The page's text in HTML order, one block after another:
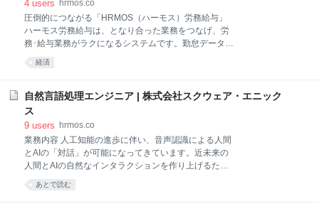
は、人
よって、精度の高い経営の意思決定に寄与していく」
を目指しています。 募集ポジションについて（体制・
募集背景）チームのビジョンログラスのSRE組織は、
く、高速なアプリケーション開発に寄与すること
す。 そのため、ログラスのSREエンジニアは、アプリ
ケーション運用や開発が直面している課題を自ら発見
し
4 users
hrmos.co
圧倒的につながる「HRMOS（ハーモス）労務給与」
ハーモス労務給与は、となり合った業務をつなげ、労
務･給与業務がラクになるシステムです。勤怠データか
らの給与自動計算、給与通知・年末調整書類のカンタ
ン作成など、労務給与業務がシステムで完結し、効率
済用語であり、産業のあり方の１つを指す言葉です。
知識集約型産業と同様に産業のあり方を指す言葉とし
て、労働集約型産業や資本集約型産業などがありま
高と人件費との関係、事業活動と労働力との関係など
多様化する経済の現状を理解することにつながりま
す。 本稿では、知識集約型産業の特徴やメリット、具
体的な産業例をあげて知識集約型産業をご紹介いたし
経済
自然言語処理エンジニア | 株式会社スクウェア・エニック
ス
9 users
hrmos.co
業務内容 人工知能の進歩に伴い、音声認識による人間
とAIの「対話」が可能になってきています。近未来の
人間とAIの自然なインタラクションを作り上げるため
に、以下の業務を担う自然言語処理エンジニアを募集
します。 ・自然言語処理技術を用いて、キャラクター
あとで読む